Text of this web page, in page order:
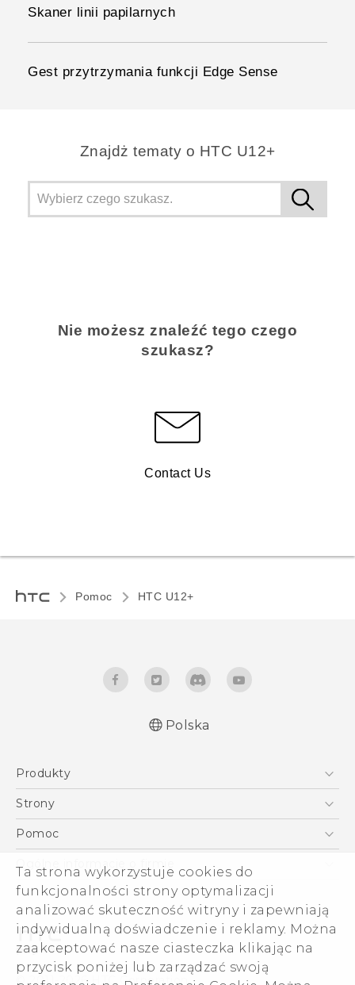
Ta strona wykorzystuje cookies do
funkcjonalności strony optymalizacji
analizować skuteczność witryny i zapewniają
indywidualną doświadczenie i reklamy. Można
zaakceptować nasze ciasteczka klikając na
przycisk poniżej lub zarządzać swoją
Skaner linii papilarnych
Gest przytrzymania funkcji Edge Sense
Znajdż tematy o HTC U12+
Nie możesz znaleźć tego czego
szukasz?
Contact Us
Pomoc HTC U12+‎
Polish - Wytyczne dotyczące bezpieczeństwa i
wytyczne wymagane przez prawo
Polska
Produkty
Smartfony
VIVE
Akcesoria
Strony
HTC Vive
Pomoc
Pomoc E-commerce
Ogólne informacje o firmie
ESG
Informacje o firmie
Dla inwestorów (angielski)
Cookie Preferences
© 2011-2026 HTC Corporation